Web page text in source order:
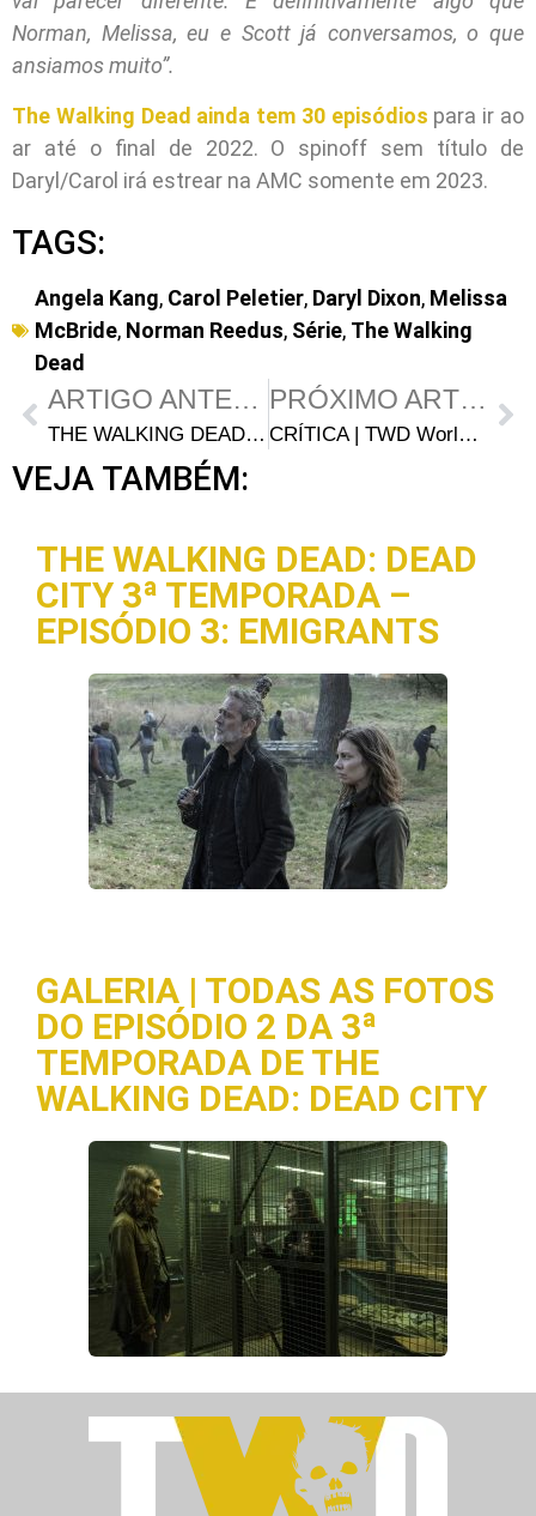
Norman, Melissa, eu e Scott já conversamos, o que
ansiamos muito”.
The Walking Dead ainda tem 30 episódios para ir ao
ar até o final de 2022. O spinoff sem título de
Daryl/Carol irá estrear na AMC somente em 2023.
TAGS:
Angela Kang, Carol Peletier, Daryl Dixon, Melissa
McBride, Norman Reedus, Série, The Walking
Dead
ARTIGO ANTERIOR
THE WALKING DEAD 10 ANOS: Entrevista exclusiva com Denise Crosby (Mary)
PRÓXIMO ARTIGO
CRÍTICA | TWD World Beyond S01E01 – “Brave”: Autoconhecimento e desafios
VEJA TAMBÉM:
THE WALKING DEAD: DEAD
CITY 3ª TEMPORADA –
EPISÓDIO 3: EMIGRANTS
GALERIA | TODAS AS FOTOS
DO EPISÓDIO 2 DA 3ª
TEMPORADA DE THE
WALKING DEAD: DEAD CITY